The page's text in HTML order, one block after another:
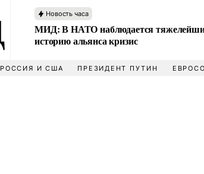
Новость часа
МИД: В НАТО наблюдается
историю альянса кризис
РОССИЯ И США ПРЕЗИДЕНТ ПУТИН